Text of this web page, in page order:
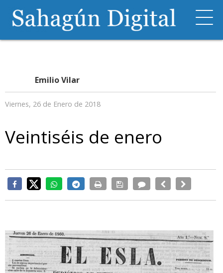
Emilio Vilar
Viernes, 26 de Enero de 2018
Veintiséis de enero